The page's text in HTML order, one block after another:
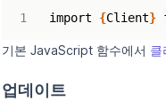
import {Client}
기본 JavaScript 함수에서 클
업데이트